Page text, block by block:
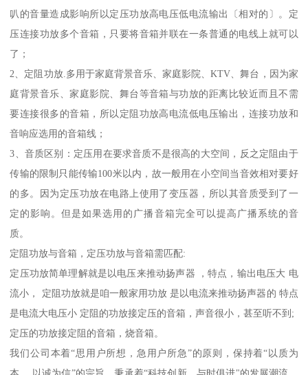
叭的音量造成影响所以定压功放高电压低电流输出〔相对的〕。定
压连接功放多个音箱，只要将音箱并联在一条普通的电线上就可以
了；
2、定阻功放.多用于家庭背景音乐、家庭影院、KTV、舞台，因为家
庭背景音乐、家庭影院、舞台等音箱与功放的距离比较近而且不需
要连接很多的音箱，所以定阻功放高电流低电压输出，连接功放和
音响应选用的音箱线；
3、音质区别：定压用在要求音质不是很高的大空间，反之定阻由于
传输的限制只能传输100米以内，故一般用在小空间当音效相对要好
的多。因为定压功放在电路上使用了变压器，所以其音质受到了一
定的影响。但是如果选用的广播音箱完全可以提高广播系统的音
质。
定阻功放与音箱，定压功放与音箱需匹配:
定压功放简单理解就是以电压来推动扬声器 ，特点，输出电压大 电
流小， 定阻功放就是咱一般家用功放 是以电流来推动扬声器的 特点
是电流大电压小 定阻的功放接定压的音箱，声音很小，甚至听不到;
定压的功放接定阻的音箱，烧音箱。
我们公司本着“思用户所想，急用户所急”的原则，保持着“以质为
本， 以诚为信”的宗旨，秉承着“科技创新，与时俱进"的发展潮流。